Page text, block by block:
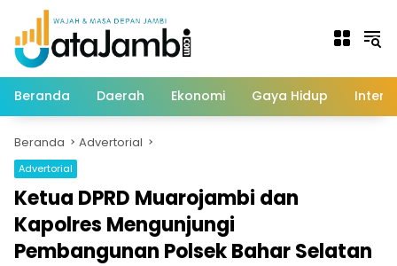
Langsung
konten
Beranda Daerah Ekonomi Gaya Hidup
Beranda Advertorial
Advertorial
Ketua DPRD Muarojambi dan
Kapolres Mengunjungi
Pembangunan Polsek Bahar Selatan